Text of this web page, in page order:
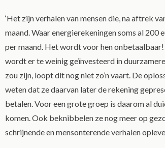
‘Het zijn verhalen van mensen die, na aftrek
maand. Waar energierekeningen soms al 200
per maand. Het wordt voor hen
wordt er te weinig geïnvesteerd in
zou zijn, loopt dit nog niet zo’n vaart. De
weten dat ze daarvan later de rekening
betalen. Voor een grote groep is daarom al
komen. Ook beknibbelen ze nog meer op
schrijnende en mensonterende verhalen